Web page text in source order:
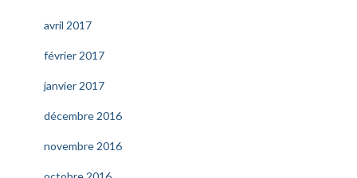
avril 2017
février 2017
janvier 2017
décembre 2016
novembre 2016